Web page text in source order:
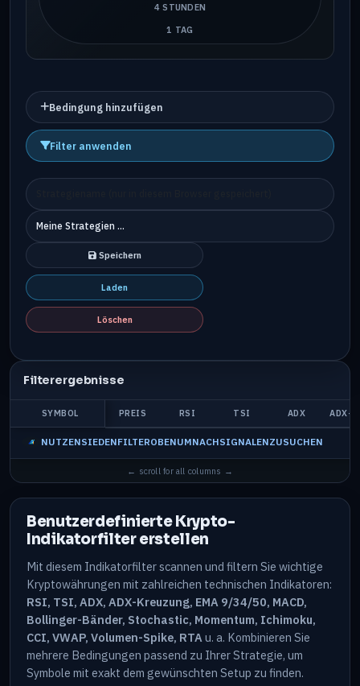
4 STUNDEN
1 TAG
Bedingung hinzufügen
Filter anwenden
Speichern
Laden
Löschen
Filterergebnisse
SYMBOL PREIS RSI TSI ADX ADX-
NUTZENSIEDENFILTEROBENUMNACHSIGNALENZUSUCHEN
Benutzerdefinierte Krypto-
Indikatorfilter erstellen
Mit diesem Indikatorfilter scannen und filtern Sie wichtige
Kryptowährungen mit zahlreichen technischen Indikatoren:
RSI, TSI, ADX, ADX-Kreuzung, EMA 9/34/50, MACD,
Bollinger-Bänder, Stochastic, Momentum, Ichimoku,
CCI, VWAP, Volumen-Spike, RTAu. a. Kombinieren Sie
mehrere Bedingungen passend zu Ihrer Strategie, um
Symbole mit exakt dem gewünschten Setup zu finden.